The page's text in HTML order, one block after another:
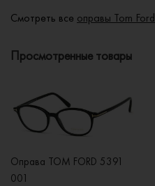
Смотреть все оправы Tom Ford
Просмотренные товары
Оправа TOM FORD 5391
001